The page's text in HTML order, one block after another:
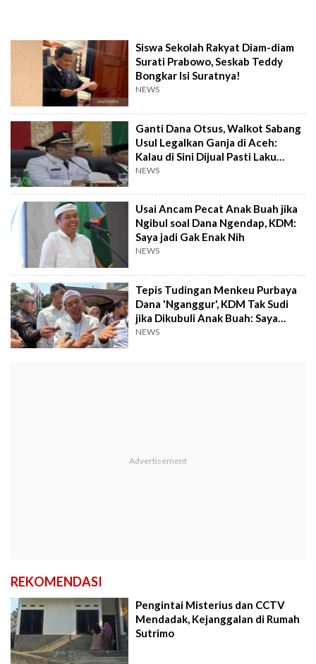
Siswa Sekolah Rakyat Diam-diam
Surati Prabowo, Seskab Teddy
Bongkar Isi Suratnya!
NEWS
Ganti Dana Otsus, Walkot Sabang
Usul Legalkan Ganja di Aceh:
Kalau di Sini Dijual Pasti Laku
Keras
NEWS
Usai Ancam Pecat Anak Buah jika
Ngibul soal Dana Ngendap, KDM:
Saya jadi Gak Enak Nih
NEWS
Tepis Tudingan Menkeu Purbaya
Dana 'Nganggur', KDM Tak Sudi
jika Dikubuli Anak Buah: Saya
Pecat!
NEWS
REKOMENDASI
Pengintai Misterius dan CCTV
Mendadak, Kejanggalan di Rumah
Sutrimo